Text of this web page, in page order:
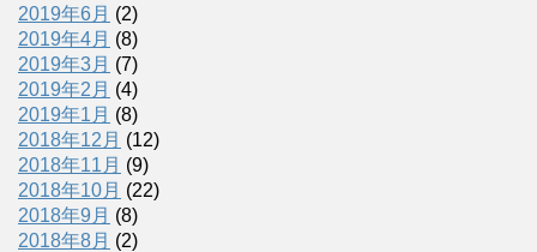
2019年6月 (2)
2019年4月 (8)
2019年3月 (7)
2019年2月 (4)
2019年1月 (8)
2018年12月 (12)
2018年11月 (9)
2018年10月 (22)
2018年9月 (8)
2018年8月 (2)